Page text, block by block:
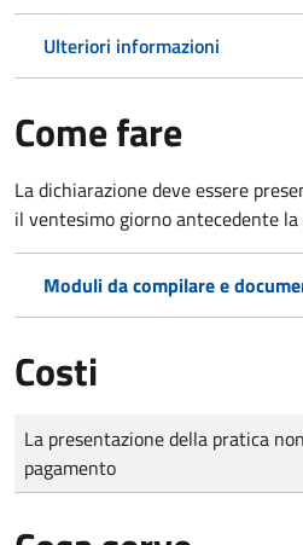
Ulteriori informazioni
Come fare
La dichiarazione deve essere
il ventesimo giorno antecedente
Moduli da compilare e
Costi
Tipo di pagamento
Importo
La presentazione della pratica
pagamento